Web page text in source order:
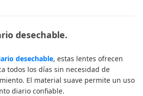
desechable.
desechable, estas lentes ofrecen
todos los días sin necesidad de
El material suave permite un uso
diario confiable.